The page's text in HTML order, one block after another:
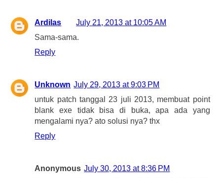
Ardilas
July 21, 2013 at 10:05 AM
Sama-sama.
Reply
Unknown July 29, 2013 at 9:03 PM
untuk patch tanggal 23 juli 2013, membuat point
blank exe tidak bisa di buka, apa ada yang
mengalami nya? ato solusi nya? thx
Reply
Anonymous July 30, 2013 at 8:36 PM